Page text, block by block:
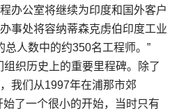
办公室将继续为印度和国外客户
事处将容纳蒂森克虏伯印度工业
人数中的约350名工程师。”
组织历史上的重要里程碑。除了
我们从1997年在浦那市郊
了一个很小的开始，当时只有